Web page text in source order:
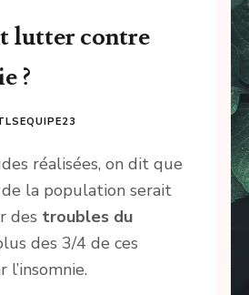
lutter contre
?
réalisées, on dit que
la population serait
des troubles du
des 3/4 de ces
l’insomnie.